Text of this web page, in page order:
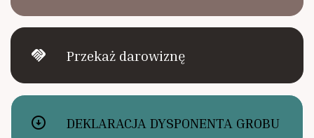
handshake Przekaż darowiznę
arrow_circle_down DEKLARACJA DYSPONENTA GROBU